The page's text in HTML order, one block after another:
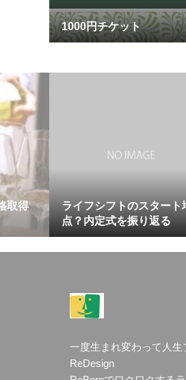
1000円チケット
取得
ライフシフトのスタート
点？内定式を振り返る
一度生まれ変わって人生
ReDesign